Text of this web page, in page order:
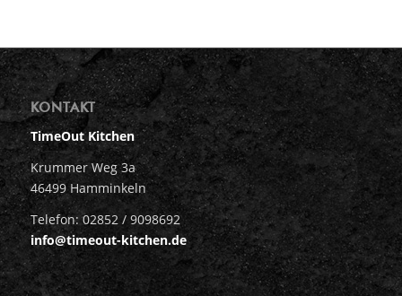
KONTAKT
TimeOut Kitchen
Krummer Weg 3a
46499 Hamminkeln
Telefon: 02852 / 9098692
info@timeout-kitchen.de